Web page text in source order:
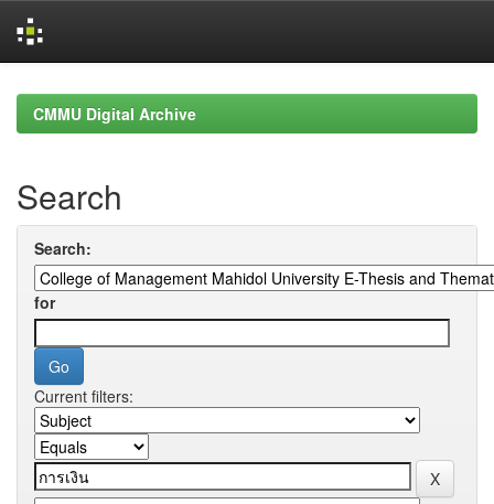
navigationCMMU Digital Archive
Search
Search:
for
Current filters: